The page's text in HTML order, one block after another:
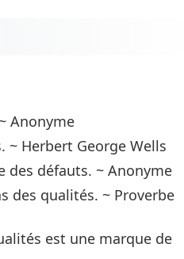
Anonyme
Herbert George Wells
des défauts. ~ Anonyme
des qualités. ~ Proverbe
est une marque de